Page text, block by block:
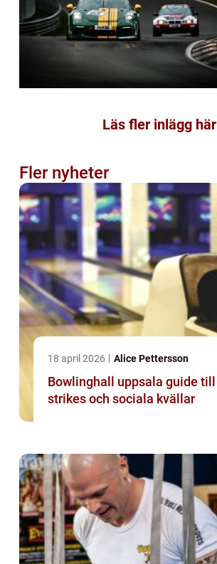
Läs fler inlägg här
Fler nyheter
18 april 2026 Alice Pettersson
Bowlinghall uppsala guide till skratt,
strikes och sociala kvällar